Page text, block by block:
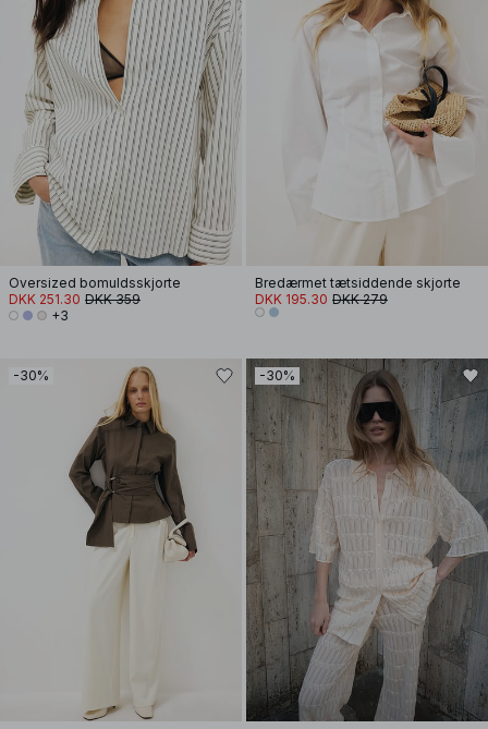
Oversized bomuldsskjorte
DKK 251.30 DKK 359
+3
Bredærmet tætsiddende skjorte
DKK 195.30 DKK 279
-30% -30%